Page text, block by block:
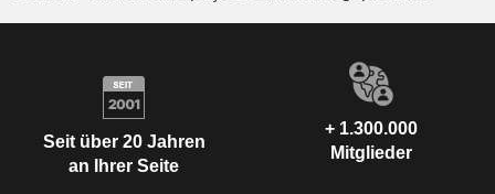
Seit über 20 Jahren
an Ihrer Seite
+ 1.300.000
Mitglieder